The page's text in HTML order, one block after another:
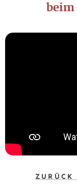
beim
ZURÜCK